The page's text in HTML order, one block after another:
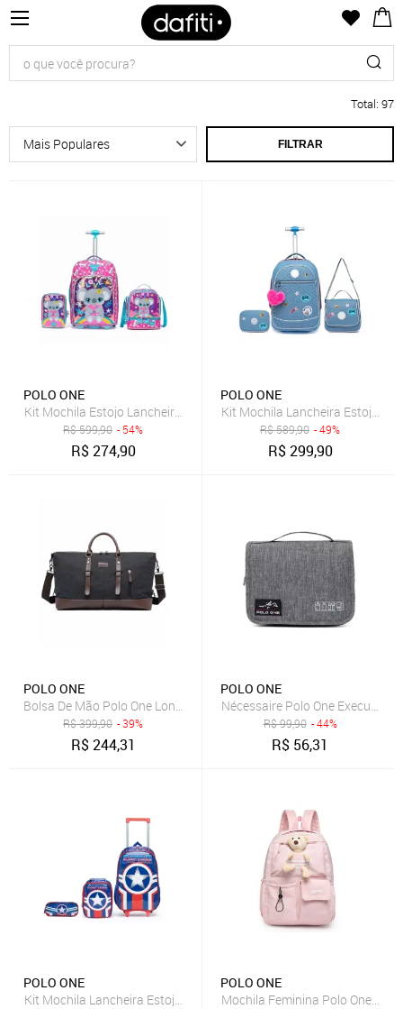
Total: 97
FILTRAR
POLO ONE
Kit Mochila Estojo Lancheira Coala Menina Escolar Infantil Polo One
R$599,90 - 54%
R$274,90
POLO ONE
Kit Mochila Lancheira Estojo
R$589,90 - 49%
R$299,90
POLO ONE
Bolsa De Mão Polo One Lona Transversal Reforçada Grande Original
R$399,90 - 39%
R$244,31
POLO ONE
Nécessaire Polo One Executiva
R$99,90 - 44%
R$ 56,31
POLO ONE
Kit Mochila Lancheira Estojo Rodinhas Infantil Escolar Menino
POLO ONE
Mochila Feminina Polo One